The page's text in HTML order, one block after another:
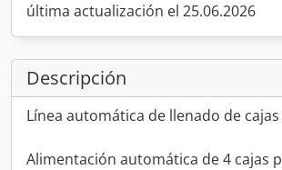
última actualización el 25.06.2026
Descripción
Línea automática de llenado de
Alimentación automática de 4 cajas